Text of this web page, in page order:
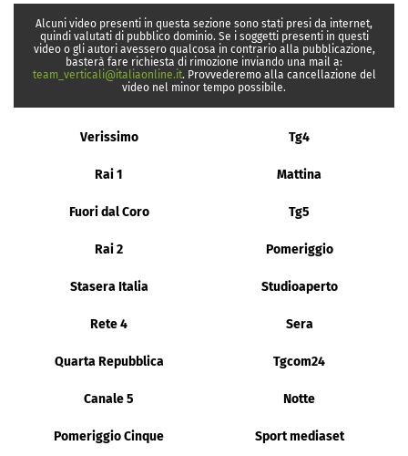
Alcuni video presenti in questa sezione sono stati presi da internet,
quindi valutati di pubblico dominio. Se i soggetti presenti in questi
video o gli autori avessero qualcosa in contrario alla pubblicazione,
basterà fare richiesta di rimozione inviando una mail a:
team_verticali@italiaonline.it. Provvederemo alla cancellazione del
video nel minor tempo possibile.
Verissimo Tg4
Rai 1 Mattina
Fuori dal Coro Tg5
Rai 2 Pomeriggio
Stasera Italia Studioaperto
Rete 4 Sera
Quarta Repubblica Tgcom24
Canale 5 Notte
Pomeriggio Cinque Sport mediaset